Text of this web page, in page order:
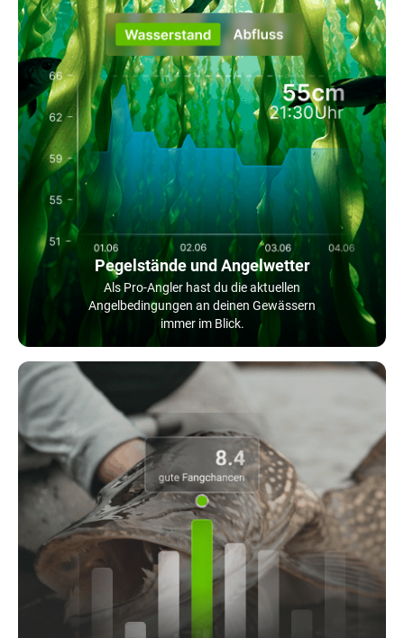
Pegelstände und Angelwetter
Als Pro-Angler hast du die aktuellen
Angelbedingungen an deinen Gewässern
immer im Blick.